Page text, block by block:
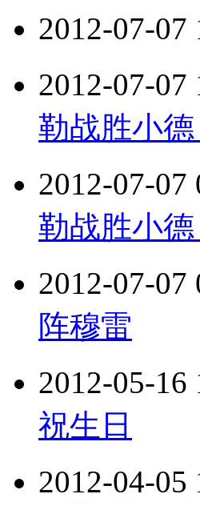
2012-07-07
2012-07-07
勒战胜小
2012-07-07
勒战胜小
2012-07-07
阵穆雷
2012-05-16
祝生日
2012-04-05